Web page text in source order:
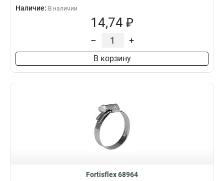
Наличие: В наличии
14,74 ₽
– +
В корзину
Fortisflex 68964